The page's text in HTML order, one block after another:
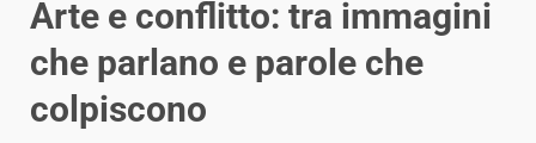
Arte e conflitto: tra immagini
che parlano e parole che
colpiscono